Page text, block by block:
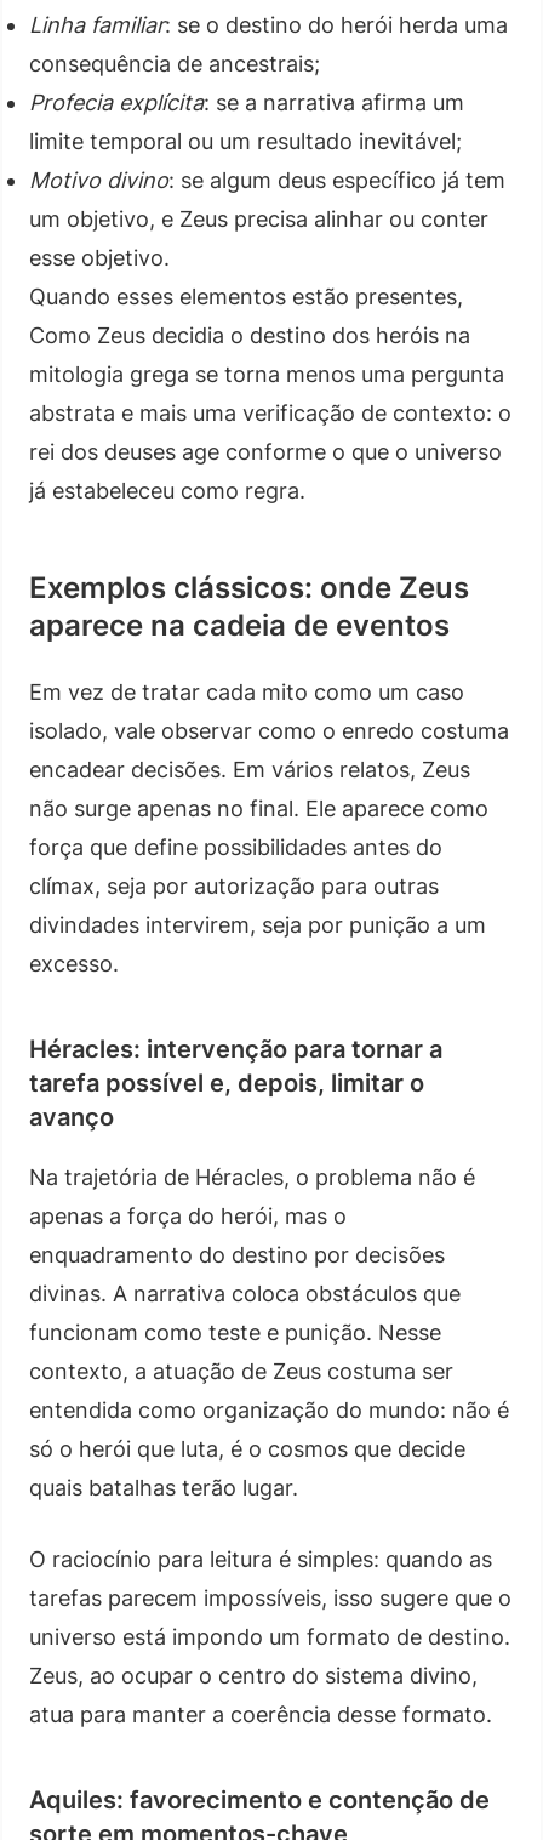
Linha familiar: se o destino do herói herda uma
consequência de ancestrais;
Profecia explícita: se a narrativa afirma um
limite temporal ou um resultado inevitável;
Motivo divino: se algum deus específico já tem
um objetivo, e Zeus precisa alinhar ou conter
esse objetivo.
Quando esses elementos estão presentes,
Como Zeus decidia o destino dos heróis na
mitologia grega se torna menos uma pergunta
abstrata e mais uma verificação de contexto: o
rei dos deuses age conforme o que o universo
já estabeleceu como regra.
Exemplos clássicos: onde Zeus
aparece na cadeia de eventos
Em vez de tratar cada mito como um caso
isolado, vale observar como o enredo costuma
encadear decisões. Em vários relatos, Zeus
não surge apenas no final. Ele aparece como
força que define possibilidades antes do
clímax, seja por autorização para outras
divindades intervirem, seja por punição a um
excesso.
Héracles: intervenção para tornar a
tarefa possível e, depois, limitar o
avanço
Na trajetória de Héracles, o problema não é
apenas a força do herói, mas o
enquadramento do destino por decisões
divinas. A narrativa coloca obstáculos que
funcionam como teste e punição. Nesse
contexto, a atuação de Zeus costuma ser
entendida como organização do mundo: não é
só o herói que luta, é o cosmos que decide
quais batalhas terão lugar.
O raciocínio para leitura é simples: quando as
tarefas parecem impossíveis, isso sugere que o
universo está impondo um formato de destino.
Zeus, ao ocupar o centro do sistema divino,
atua para manter a coerência desse formato.
Aquiles: favorecimento e contenção de
sorte em momentos-chave